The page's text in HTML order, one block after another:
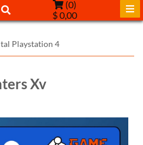
(0)
$ 0,00
Playstation 4
Xv